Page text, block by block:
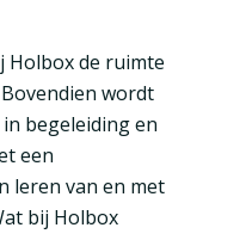
Holbox de ruimte
wordt
begeleiding en
een
leren van en met
bij Holbox